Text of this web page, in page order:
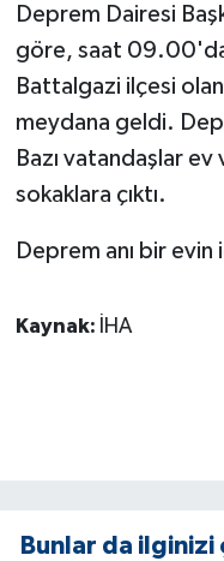
Deprem Dairesi
göre, saat 09.00'da
Battalgazi ilçesi
meydana geldi.
Bazı vatandaşlar
sokaklara çıktı.
Deprem anı bir evin
Kaynak: İHA
Bunlar da ilginizi
GÜNDEM
Güvenlik
İNSAN
Jandarma